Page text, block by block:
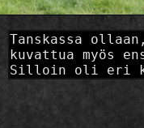
Tanskassa
kuvattua myös
Silloin oli eri